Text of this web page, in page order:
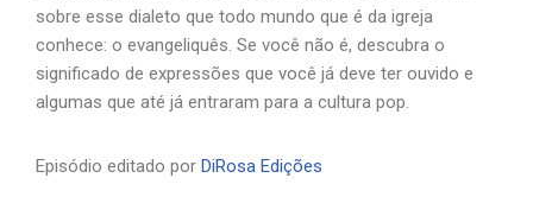
sobre esse dialeto que todo mundo que é da igreja
conhece: o evangeliquês. Se você não é, descubra o
significado de expressões que você já deve ter ouvido e
algumas que até já entraram para a cultura pop.
Episódio editado por DiRosa Edições